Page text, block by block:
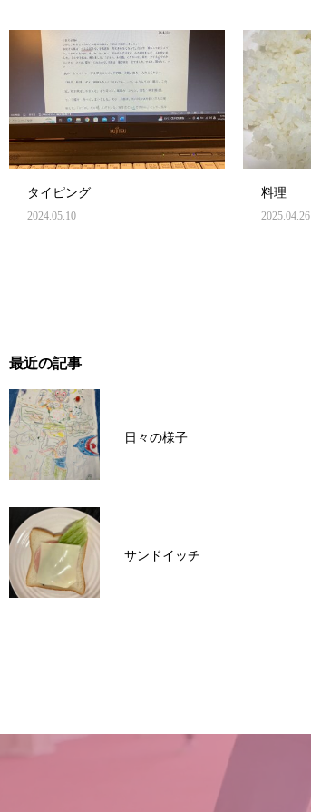
タイピング
2024.05.10
料理
2025.04.26
最近の記事
日々の様子
サンドイッチ